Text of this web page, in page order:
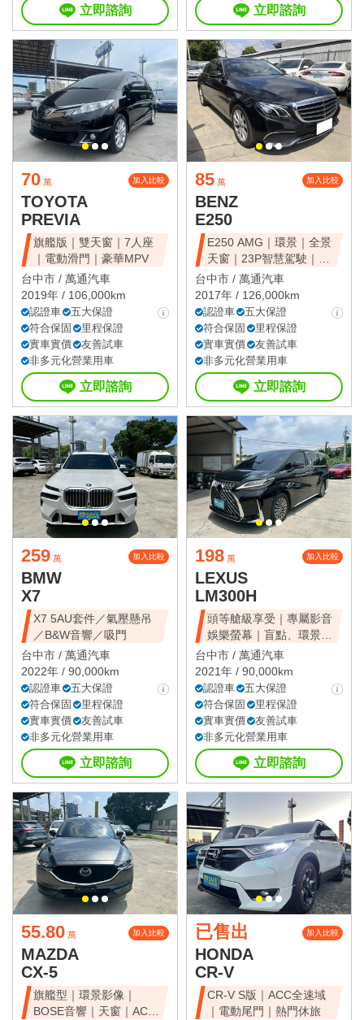
立即諮詢 立即諮詢
70 萬 加入比較
TOYOTA
PREVIA
旗艦版｜雙天窗｜7人座
｜電動滑門｜豪華MPV
台中市 / 萬通汽車
2019年 / 106,000km
認證車
五大保證
符合保固
里程保證
實車實價
友善試車
非多元化營業用車
立即諮詢
85 萬 加入比較
BENZ
E250
E250 AMG｜環景｜全景
天窗｜23P智慧駕駛｜總
代理
台中市 / 萬通汽車
2017年 / 126,000km
認證車
五大保證
符合保固
里程保證
實車實價
友善試車
非多元化營業用車
立即諮詢
259 萬 加入比較
BMW
X7
X7 5AU套件／氣壓懸吊
／B&W音響／吸門
台中市 / 萬通汽車
2022年 / 90,000km
認證車
五大保證
符合保固
里程保證
實車實價
友善試車
非多元化營業用車
立即諮詢
198 萬 加入比較
LEXUS
LM300H
頭等艙級享受｜專屬影音
娛樂螢幕｜盲點、環景、
雙電滑門、雙天窗
台中市 / 萬通汽車
2021年 / 90,000km
認證車
五大保證
符合保固
里程保證
實車實價
友善試車
非多元化營業用車
立即諮詢
55.80 萬 加入比較
MAZDA
CX-5
旗艦型｜環景影像｜
BOSE音響｜天窗｜ACC
已售出 加入比較
HONDA
CR-V
CR-V S版｜ACC全速域
｜電動尾門｜熱門休旅